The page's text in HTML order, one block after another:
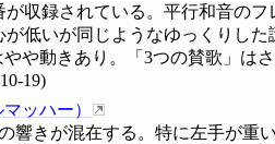
収録されている。平行和音の
低いが同じようなゆっくりし
や動きあり。「3つの賛歌」は
19)
ッハー）
きが混在する。特に左手が重